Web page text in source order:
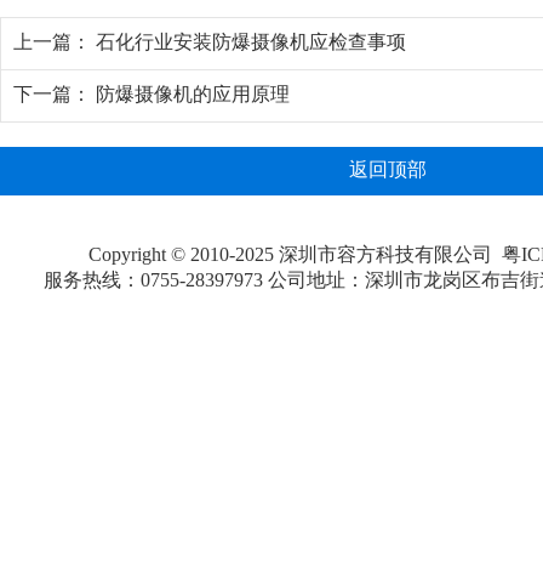
上一篇： 石化行业安装防爆摄像机应检查事项
下一篇： 防爆摄像机的应用原理
返回顶部
Copyright © 2010-2025 深圳市容方科技有限公司 粤
服务热线：0755-28397973 公司地址：深圳市龙岗区布吉